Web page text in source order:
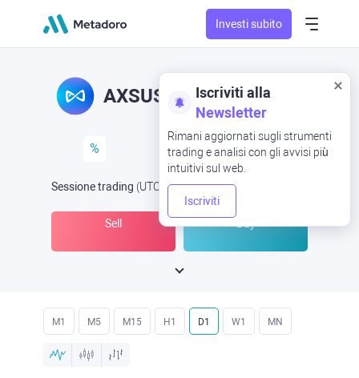
Investi subito
Iscriviti alla
Newsletter
Rimani aggiornati sugli strumenti
trading e analisi con gli avvisi più
intuitivi sul web.
Iscriviti
AXSUSD AXS/USD
%
Sessione trading (UTC ) -Aperta oraalle
Sell Buy
M1 M5 M15 H1 D1 W1 MN